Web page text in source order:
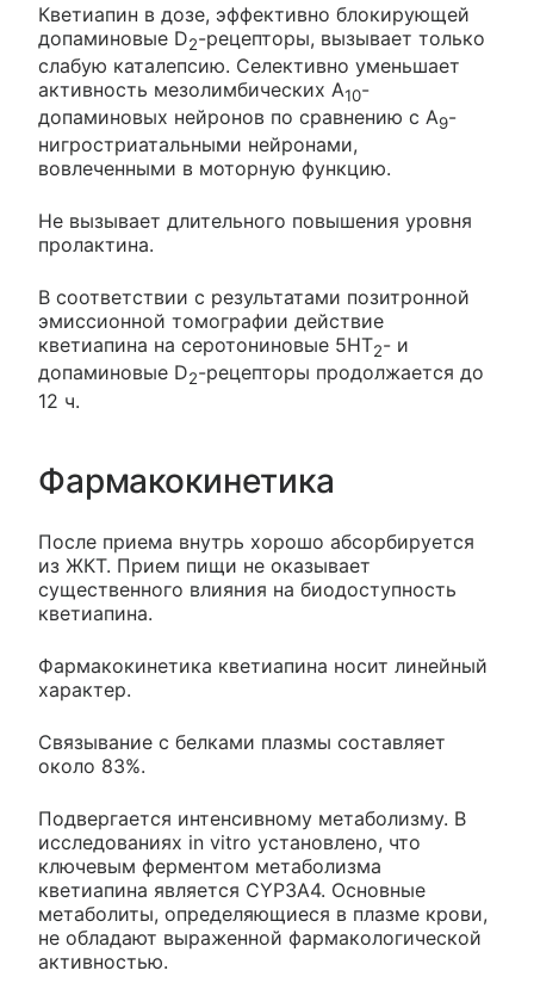
Кветиапин в дозе, эффективно блокирующей
допаминовые D2-рецепторы, вызывает только
слабую каталепсию. Селективно уменьшает
активность мезолимбических A10-
допаминовых нейронов по сравнению с A9-
нигростриатальными нейронами,
вовлеченными в моторную функцию.
Не вызывает длительного повышения уровня
пролактина.
В соответствии с результатами позитронной
эмиссионной томографии действие
кветиапина на серотониновые 5HT2- и
допаминовые D2-рецепторы продолжается до
12 ч.
Фармакокинетика
После приема внутрь хорошо абсорбируется
из ЖКТ. Прием пищи не оказывает
существенного влияния на биодоступность
кветиапина.
Фармакокинетика кветиапина носит линейный
характер.
Связывание с белками плазмы составляет
около 83%.
Подвергается интенсивному метаболизму. В
исследованиях in vitro установлено, что
ключевым ферментом метаболизма
кветиапина является CYP3A4. Основные
метаболиты, определяющиеся в плазме крови,
не обладают выраженной фармакологической
активностью.